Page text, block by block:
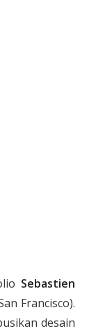
Sebastien
Francisco).
desain